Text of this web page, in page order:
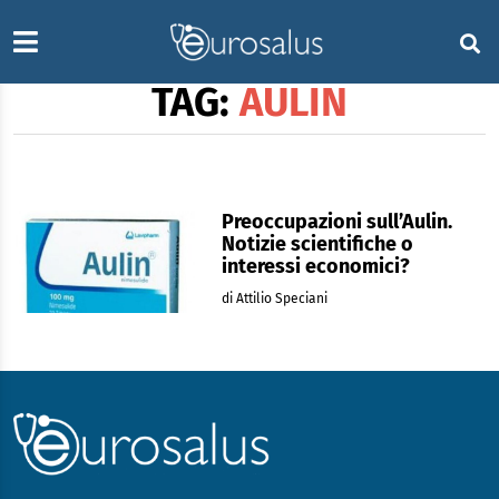
TAG: AULIN
Preoccupazioni sull’Aulin.
Notizie scientifiche o
interessi economici?
di Attilio Speciani